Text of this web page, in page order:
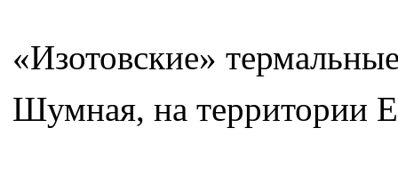
«Изотовские»
Шумная, на территории